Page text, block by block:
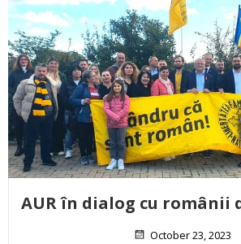
AUR în dialog cu românii
October 23, 2023